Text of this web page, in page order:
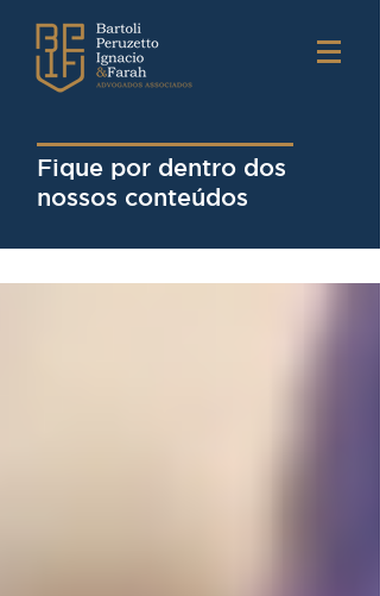
Fique por dentro dos
nossos conteúdos